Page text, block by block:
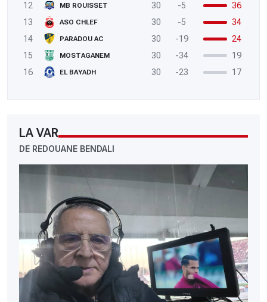
12
MB ROUISSET 30 -5
36
13
ASO CHLEF 30 -5
34
14
PARADOU AC 30 -19
24
15
MOSTAGANEM 30 -34
19
16
EL BAYADH 30 -23 17
LA VAR
DE REDOUANE BENDALI